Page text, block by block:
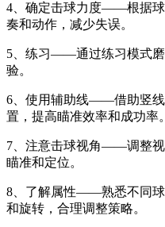
4、确定击球力度——根据球
奏和动作，减少失误。
5、练习——通过练习模式
验。
6、使用辅助线——借助竖线
置，提高瞄准效率和成功率。
7、注意击球视角——调整
瞄准和定位。
8、了解属性——熟悉不同球
和旋转，合理调整策略。